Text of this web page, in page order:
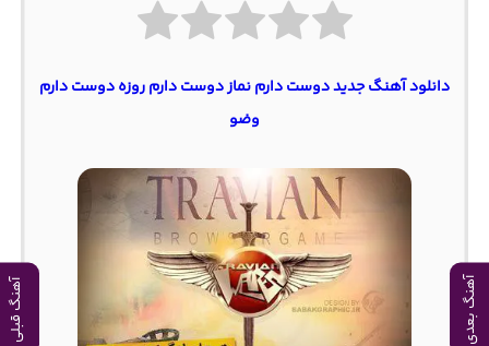
آهنگ بعدی آهنگ قبلی
دانلود آهنگ جدید دوست دارم نماز دوست دارم روزه دوست دارم
وضو